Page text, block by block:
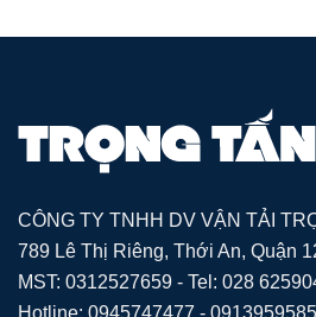
CÔNG TY TNHH DV VẬN TẢI
789 Lê Thị Riêng, Thới An, Quận
MST: 0312527659 - Tel: 028
Hotline: 0945747477 - 0913959585